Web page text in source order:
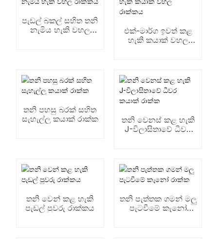
පැඩල් බකල් සහිත තනි
නැමිය හැකි වහල
එක්-මාර්ග ඉවත් කළ
හැකි කයාක් වහල
තනි පහසු බරක් සහිත
සැහැල්ලු කයාක් රාක්ක
තනි වෙනස් කළ හැකි
J-විලාසිතාවේ ධීවර
තනි වෙන් කළ හැකි
පැඩල් පුවරු රාක්කය
තනි පැත්තක ගමන් මලු
පැටවීමේ කැනෝ